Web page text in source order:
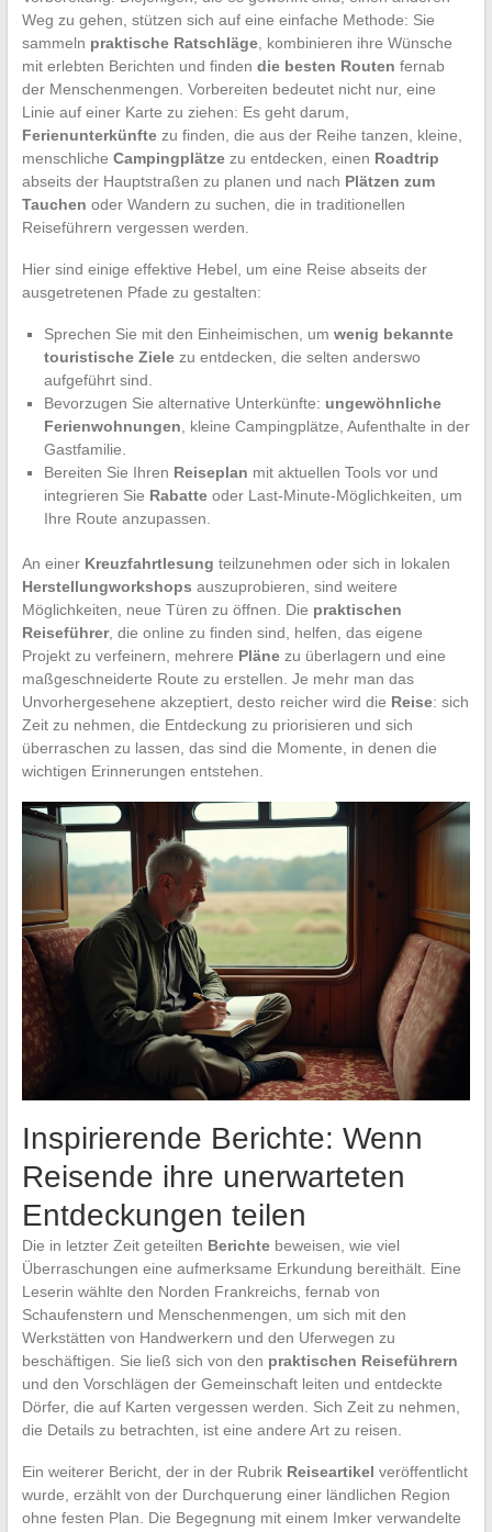
Weg zu gehen, stützen sich auf eine einfache Methode: Sie
sammeln praktische Ratschläge, kombinieren ihre Wünsche
mit erlebten Berichten und finden die besten Routen fernab
der Menschenmengen. Vorbereiten bedeutet nicht nur, eine
Linie auf einer Karte zu ziehen: Es geht darum,
Ferienunterkünftezu finden, die aus der Reihe tanzen, kleine,
menschliche Campingplätzezu entdecken, einen Roadtrip
abseits der Hauptstraßen zu planen und nach Plätzen zum
Tauchen oder Wandern zu suchen, die in traditionellen
Reiseführern vergessen werden.
Hier sind einige effektive Hebel, um eine Reise abseits der
ausgetretenen Pfade zu gestalten:
Sprechen Sie mit den Einheimischen, um wenig bekannte
touristische Zielezu entdecken, die selten anderswo
aufgeführt sind.
Bevorzugen Sie alternative Unterkünfte: ungewöhnliche
Ferienwohnungen , kleine Campingplätze, Aufenthalte in der
Gastfamilie.
Bereiten Sie Ihren Reiseplan mit aktuellen Tools vor und
integrieren Sie Rabatteoder Last-Minute-Möglichkeiten, um
Ihre Route anzupassen.
An einer Kreuzfahrtlesung teilzunehmen oder sich in lokalen
Herstellungworkshops auszuprobieren, sind weitere
Möglichkeiten, neue Türen zu öffnen. Die praktischen
Reiseführer, die online zu finden sind, helfen, das eigene
Projekt zu verfeinern, mehrere Plänezu überlagern und eine
maßgeschneiderte Route zu erstellen. Je mehr man das
Unvorhergesehene akzeptiert, desto reicher wird die Reise: sich
Zeit zu nehmen, die Entdeckung zu priorisieren und sich
überraschen zu lassen, das sind die Momente, in denen die
wichtigen Erinnerungen entstehen.
Inspirierende Berichte: Wenn
Reisende ihre unerwarteten
Entdeckungen teilen
Die in letzter Zeit geteilten Berichtebeweisen, wie viel
Überraschungen eine aufmerksame Erkundung bereithält. Eine
Leserin wählte den Norden Frankreichs, fernab von
Schaufenstern und Menschenmengen, um sich mit den
Werkstätten von Handwerkern und den Uferwegen zu
beschäftigen. Sie ließ sich von den praktischen Reiseführern
und den Vorschlägen der Gemeinschaft leiten und entdeckte
Dörfer, die auf Karten vergessen werden. Sich Zeit zu nehmen,
die Details zu betrachten, ist eine andere Art zu reisen.
Ein weiterer Bericht, der in der Rubrik Reiseartikel veröffentlicht
wurde, erzählt von der Durchquerung einer ländlichen Region
ohne festen Plan. Die Begegnung mit einem Imker verwandelte